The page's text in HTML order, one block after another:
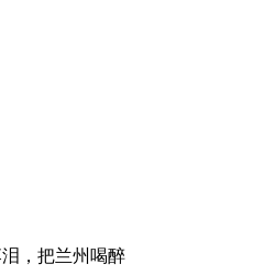
，把兰州喝醉